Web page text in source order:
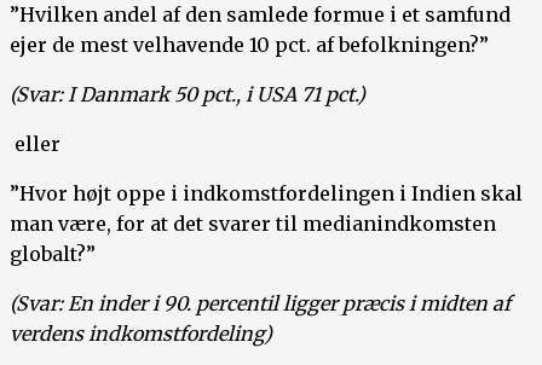
”Hvilken andel af den samlede formue i et samfund
ejer de mest velhavende 10 pct. af befolkningen?”
(Svar: I Danmark 50 pct., i USA 71 pct.)
eller
”Hvor højt oppe i indkomstfordelingen i Indien skal
man være, for at det svarer til medianindkomsten
globalt?”
(Svar: En inder i 90. percentil ligger præcis i midten af
verdens indkomstfordeling)